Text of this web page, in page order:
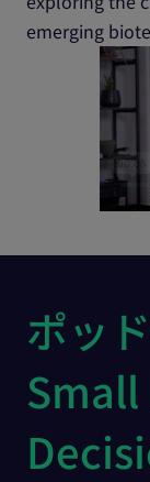
emerging
ポッ